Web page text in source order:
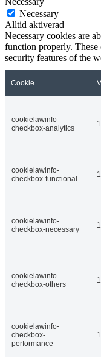
Necessary
Alltid aktiverad
Necessary cookies are
function properly. These
security features of the
Cookie
cookielawinfo-
checkbox-analytics
cookielawinfo-
checkbox-functional
cookielawinfo-
checkbox-necessary
cookielawinfo-
checkbox-others
cookielawinfo-
checkbox-
performance